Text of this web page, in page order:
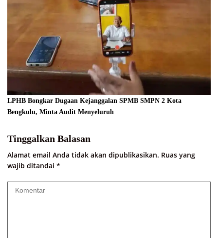
LPHB Bongkar Dugaan Kejanggalan SPMB SMPN 2 Kota
Bengkulu, Minta Audit Menyeluruh
Tinggalkan Balasan
Alamat email Anda tidak akan dipublikasikan. Ruas yang
wajib ditandai *